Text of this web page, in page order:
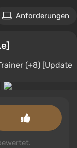
Anforderungen